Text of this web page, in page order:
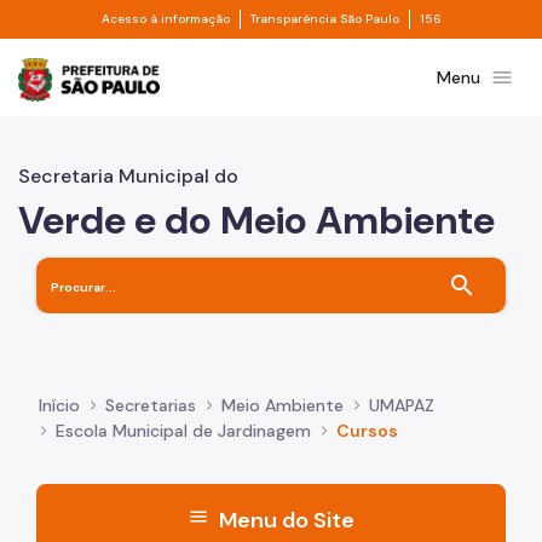
Pular para o Conteúdo principal
Acesso à informação Divisor de acesso à informação
Transparência São Paulo Divisor de
156
Prefeitura de São PauloMenu menu
Secretaria Municipal do
Verde e do Meio Ambiente
search
Início Secretarias Meio Ambiente
UMAPAZ
Escola Municipal de Jardinagem
Cursos
menu Menu do Site